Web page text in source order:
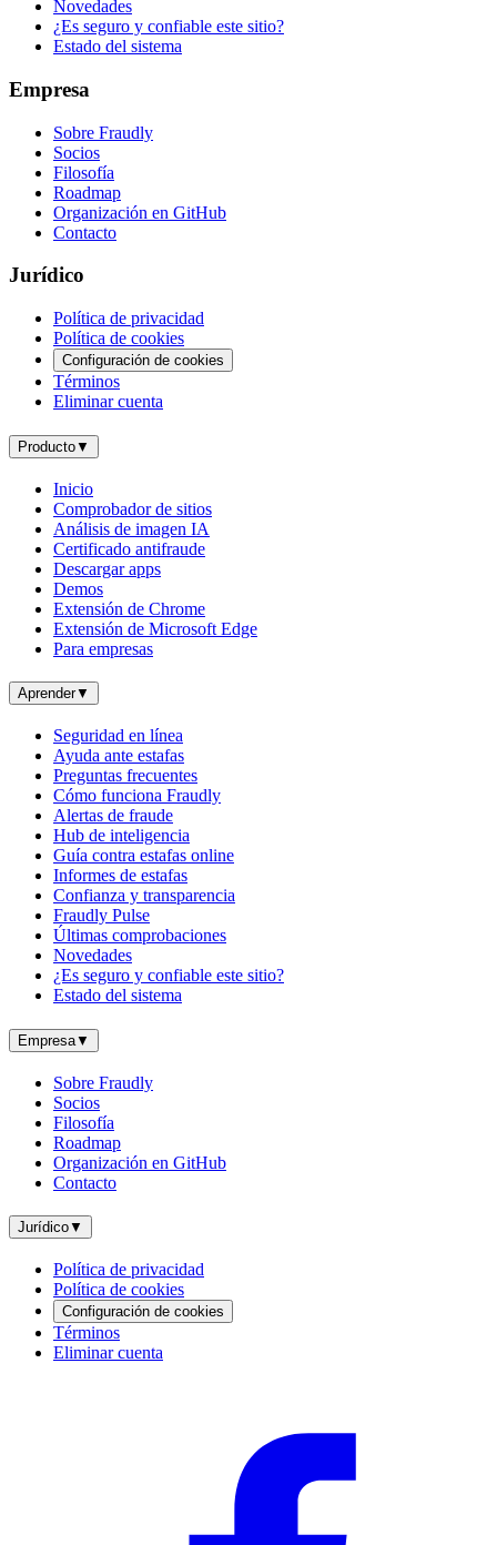
Novedades
¿Es seguro y confiable este sitio?
Estado del sistema
Empresa
Sobre Fraudly
Socios
Filosofía
Roadmap
Organización en GitHub
Contacto
Jurídico
Política de privacidad
Política de cookies
Configuración de cookies
Términos
Eliminar cuenta
Producto▼
Inicio
Comprobador de sitios
Análisis de imagen IA
Certificado antifraude
Descargar apps
Demos
Extensión de Chrome
Extensión de Microsoft Edge
Para empresas
Aprender▼
Seguridad en línea
Ayuda ante estafas
Preguntas frecuentes
Cómo funciona Fraudly
Alertas de fraude
Hub de inteligencia
Guía contra estafas online
Informes de estafas
Confianza y transparencia
Fraudly Pulse
Últimas comprobaciones
Novedades
¿Es seguro y confiable este sitio?
Estado del sistema
Empresa▼
Sobre Fraudly
Socios
Filosofía
Roadmap
Organización en GitHub
Contacto
Jurídico▼
Política de privacidad
Política de cookies
Configuración de cookies
Términos
Eliminar cuenta